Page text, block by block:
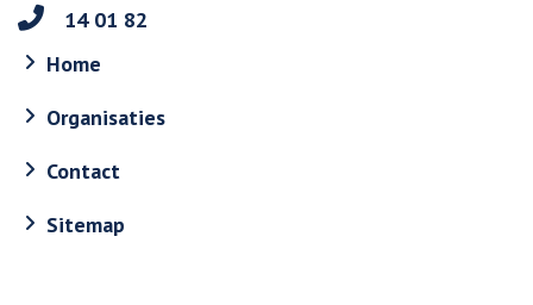
14 01 82
Home
Organisaties
Contact
Sitemap